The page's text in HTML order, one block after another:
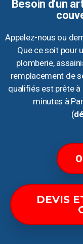
Besoin d'un
Appelez-nous ou
Que ce soit pour
plomberie,
remplacement de
qualifiés est prête
minutes à
(
DEVIS